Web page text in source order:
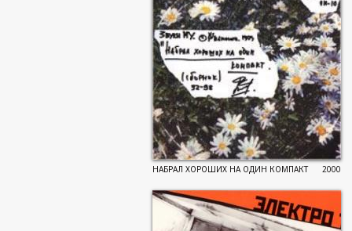
НАБРАЛ ХОРОШИХ НА ОДИН КОМПАКТ 2000